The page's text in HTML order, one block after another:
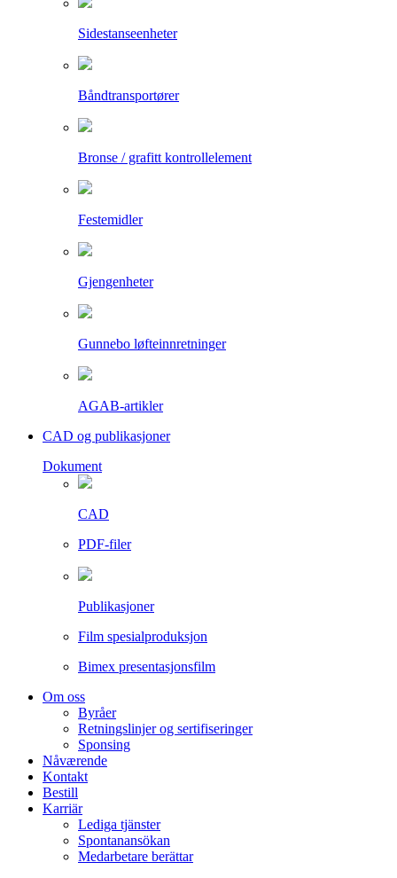
Sidestanseenheter
Båndtransportører
Bronse / grafitt kontrollelement
Festemidler
Gjengenheter
Gunnebo løfteinnretninger
AGAB-artikler
CAD og publikasjoner
Dokument
CAD
PDF-filer
Publikasjoner
Film spesialproduksjon
Bimex presentasjonsfilm
Om oss
Byråer
Retningslinjer og sertifiseringer
Sponsing
Nåværende
Kontakt
Bestill
Karriär
Lediga tjänster
Spontanansökan
Medarbetare berättar